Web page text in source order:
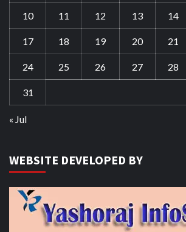
10 11 12 13 14
17 18 19 20 21
24 25 26 27 28
31
« Jul
WEBSITE DEVELOPED BY